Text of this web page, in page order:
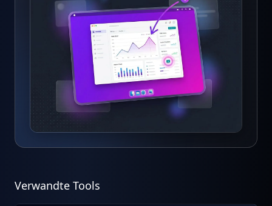
Verwandte Tools